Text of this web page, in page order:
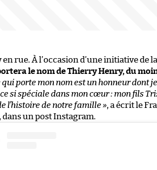
rue. À l’occasion d’une initiative de
le nom de Thierry Henry, du
qui porte mon nom est un honneur dont
si spéciale dans mon cœur : mon fils
l’histoire de notre famille », a écrit le
dans un post Instagram.